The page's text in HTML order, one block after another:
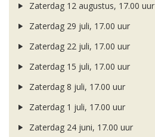
Zaterdag 12 augustus, 17.00 uur
Zaterdag 29 juli, 17.00 uur
Zaterdag 22 juli, 17.00 uur
Zaterdag 15 juli, 17.00 uur
Zaterdag 8 juli, 17.00 uur
Zaterdag 1 juli, 17.00 uur
Zaterdag 24 juni, 17.00 uur